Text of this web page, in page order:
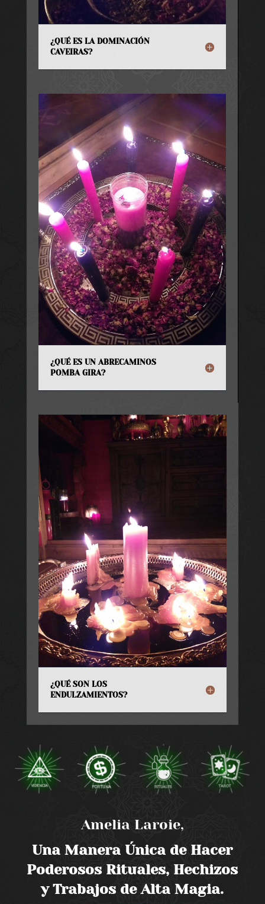
¿QUÉ ES LA DOMINACIÓN
CAVEIRAS?
¿QUÉ ES UN ABRECAMINOS
POMBA GIRA?
¿QUÉ SON LOS
ENDULZAMIENTOS?
Amelia Laroie,
Una Manera Única de Hacer
Poderosos Rituales, Hechizos
y Trabajos de Alta Magia.